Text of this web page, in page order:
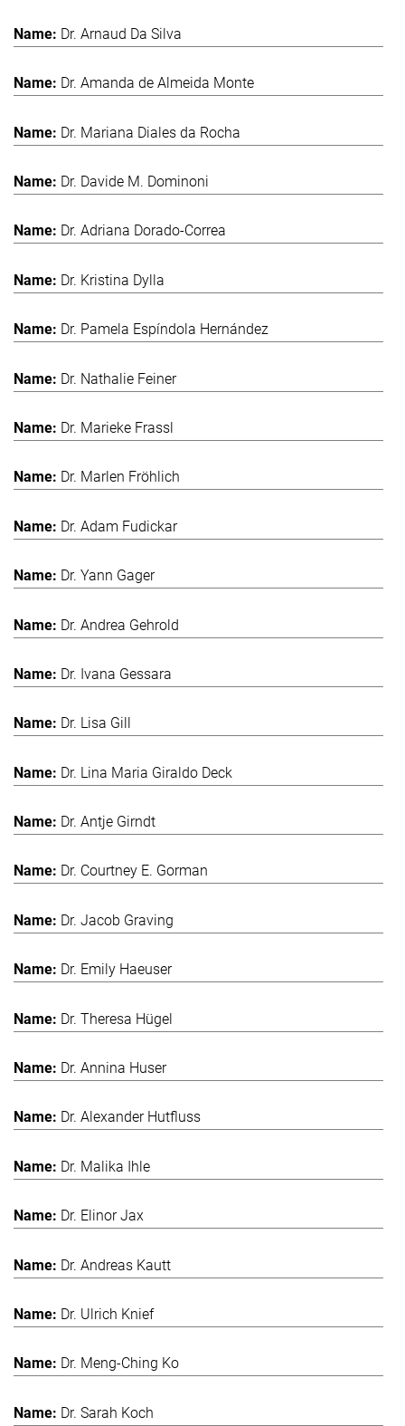
Dr. Arnaud Da Silva
Dr. Amanda de Almeida Monte
Dr. Mariana Diales da Rocha
Dr. Davide M. Dominoni
Dr. Adriana Dorado-Correa
Dr. Kristina Dylla
Dr. Pamela Espíndola Hernández
Dr. Nathalie Feiner
Dr. Marieke Frassl
Dr. Marlen Fröhlich
Dr. Adam Fudickar
Dr. Yann Gager
Dr. Andrea Gehrold
Dr. Ivana Gessara
Dr. Lisa Gill
Dr. Lina Maria Giraldo Deck
Dr. Antje Girndt
Dr. Courtney E. Gorman
Dr. Jacob Graving
Dr. Emily Haeuser
Dr. Theresa Hügel
Dr. Annina Huser
Dr. Alexander Hutfluss
Dr. Malika Ihle
Dr. Elinor Jax
Dr. Andreas Kautt
Dr. Ulrich Knief
Dr. Meng-Ching Ko
Dr. Sarah Koch